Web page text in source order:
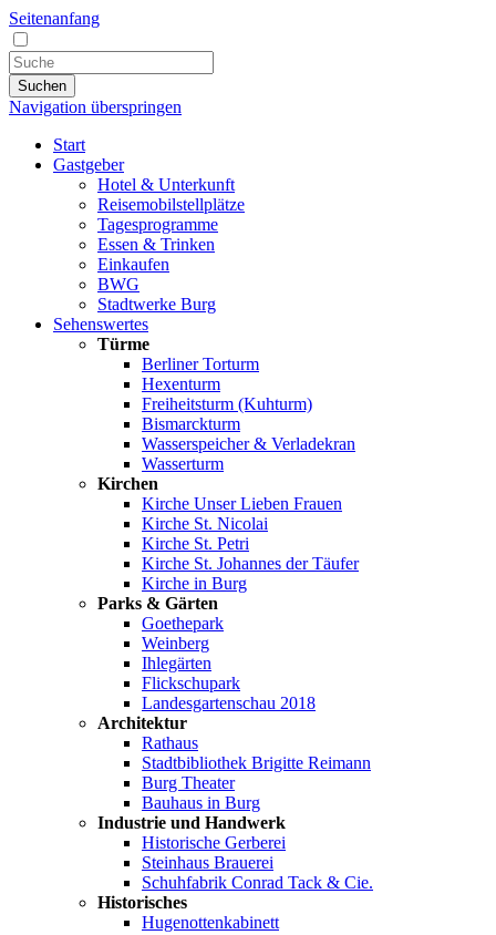
Seitenanfang
Suchen
Navigation überspringen
Start
Gastgeber
Hotel & Unterkunft
Reisemobilstellplätze
Tagesprogramme
Essen & Trinken
Einkaufen
BWG
Stadtwerke Burg
Sehenswertes
Türme
Berliner Torturm
Hexenturm
Freiheitsturm (Kuhturm)
Bismarckturm
Wasserspeicher & Verladekran
Wasserturm
Kirchen
Kirche Unser Lieben Frauen
Kirche St. Nicolai
Kirche St. Petri
Kirche St. Johannes der Täufer
Kirche in Burg
Parks & Gärten
Goethepark
Weinberg
Ihlegärten
Flickschupark
Landesgartenschau 2018
Architektur
Rathaus
Stadtbibliothek Brigitte Reimann
Burg Theater
Bauhaus in Burg
Industrie und Handwerk
Historische Gerberei
Steinhaus Brauerei
Schuhfabrik Conrad Tack & Cie.
Historisches
Hugenottenkabinett